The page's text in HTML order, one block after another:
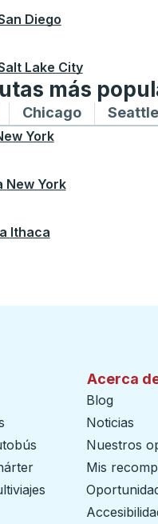
Diego
Lake City
más
hacia y desde
Rutas de autobuses
ChicagoRutas de
Seattle
York
New York
a Ithaca
Acerca
Blog
Noticias
Nuestros
Mis